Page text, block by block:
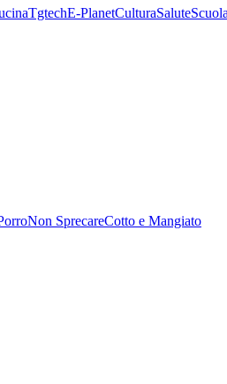
TgtechE-PlanetCulturaSaluteScuola
Non SprecareCotto e Mangiato